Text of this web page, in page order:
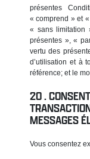
présentes
« comprend » et
« sans limitation
présentes », «
vertu des
d’utilisation et à
référence; et le
MESSAGES
Vous consentez